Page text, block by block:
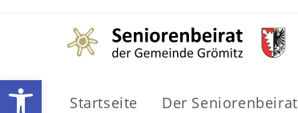
Werkzeugleiste öffnen
Startseite Der Seniorenbeirat